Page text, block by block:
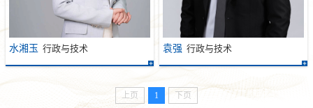
水湘玉 行政与技术 袁强 行政与技术
上页 1 下页